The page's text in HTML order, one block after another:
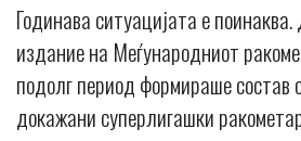
Годинава ситуацијата е
издание на Меѓународниот
подолг период формираше состав
докажани суперлигашки